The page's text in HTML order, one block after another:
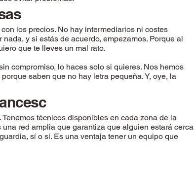
los precios. No hay intermediarios ni costes
y si estás de acuerdo, empezamos. Porque al
que te lleves un mal rato.
compromiso, lo haces solo si quieres. Nos hemos
saben que no hay letra pequeña. Y, oye, la
técnicos disponibles en cada zona de la
red amplia que garantiza que alguien estará cerca
sí o sí. Es una ventaja tener un equipo que